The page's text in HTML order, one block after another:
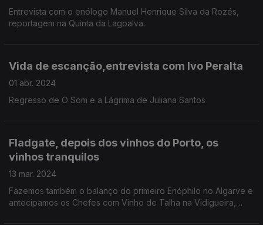
Entrevista com o enólogo Manuel Henrique Silva da Rozés,
reportagem na Quinta da Lagoalva.
Vida de escanção,entrevista com Ivo Peralta
01 abr. 2024
Regresso de O Som e a Lágrima de Juliana Santos
Fladgate, depois dos vinhos do Porto, os
vinhos tranquilos
13 mar. 2024
Fazemos também o balanço do primeiro Enóphilo no Algarve e
antecipamos os Chefes com Vinho de Talha na Vidigueira,